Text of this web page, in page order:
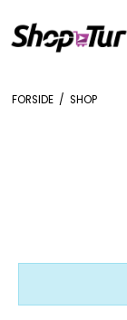
FORSIDE / SHOP